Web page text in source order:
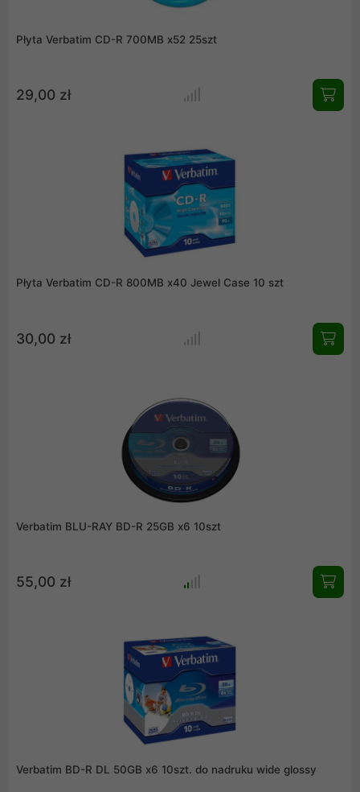
Płyta Verbatim CD-R 700MB x52 25szt
29,00 zł
Płyta Verbatim CD-R 800MB x40 Jewel Case 10 szt
30,00 zł
Verbatim BLU-RAY BD-R 25GB x6 10szt
55,00 zł
Verbatim BD-R DL 50GB x6 10szt. do nadruku wide glossy